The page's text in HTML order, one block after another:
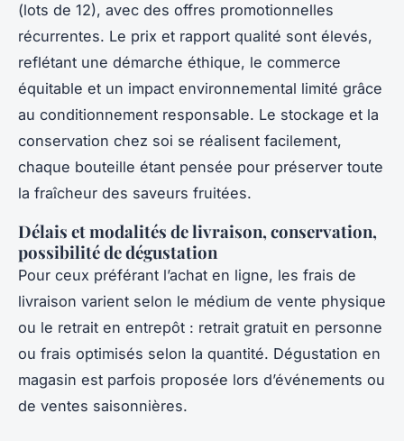
(lots de 12), avec des offres promotionnelles
récurrentes. Le prix et rapport qualité sont élevés,
reflétant une démarche éthique, le commerce
équitable et un impact environnemental limité grâce
au conditionnement responsable. Le stockage et la
conservation chez soi se réalisent facilement,
chaque bouteille étant pensée pour préserver toute
la fraîcheur des saveurs fruitées.
Délais et modalités de livraison, conservation,
possibilité de dégustation
Pour ceux préférant l’achat en ligne, les frais de
livraison varient selon le médium de vente physique
ou le retrait en entrepôt : retrait gratuit en personne
ou frais optimisés selon la quantité. Dégustation en
magasin est parfois proposée lors d’événements ou
de ventes saisonnières.